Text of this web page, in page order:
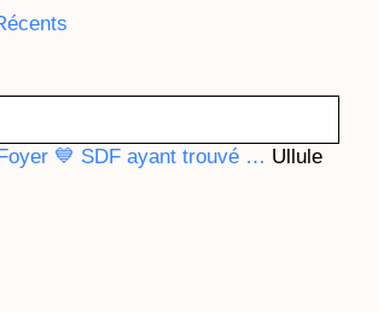
💙 SDF ayant trouvé … Ullule